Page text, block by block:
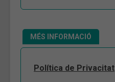
MÉS INFORMACIÓ
Política de Privacitat